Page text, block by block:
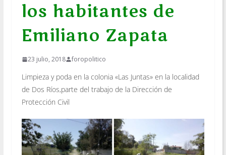
los habitantes de
Emiliano Zapata
23 julio, 2018 foropolitico
Limpieza y poda en la colonia «Las Juntas» en la localidad
de Dos Ríos,parte del trabajo de la Dirección de
Protección Civil